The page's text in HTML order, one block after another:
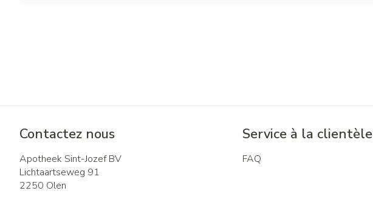
Contactez nous
Apotheek Sint-Jozef BV
Lichtaartseweg 91
2250 Olen
Service à la clientèle
FAQ